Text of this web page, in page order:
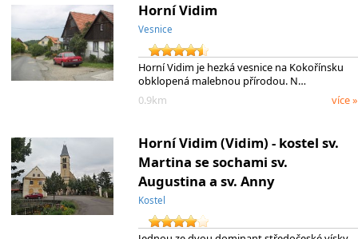
Horní Vidim
Vesnice
Horní Vidim je hezká vesnice na Kokořínsku
obklopená malebnou přírodou. N…
0.9km
více »
Horní Vidim (Vidim) - kostel sv.
Martina se sochami sv.
Augustina a sv. Anny
Kostel